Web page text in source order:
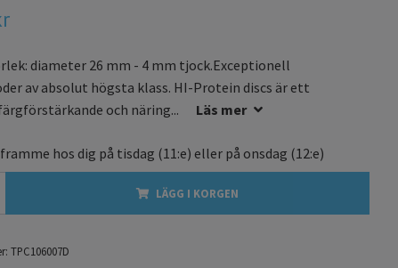
diameter 26 mm - 4 mm tjock.Exceptionell
av absolut högsta klass. HI-Protein discs är ett
och näring...
Läs mer
hos dig på tisdag (11:e) eller på onsdag (12:e)
LÄGG I KORGEN
TPC106007D